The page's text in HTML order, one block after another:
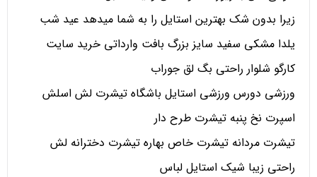
زیرا بدون شک بهترین استایل را به شما میدهد عید شب
یلدا مشکی سفید سایز بزرگ بافت وارداتی خرید سایت
کارگو شلوار راحتی بگ لق جوراب
ورزشی دورس ورزشی استایل باشگاه تیشرت لش اسلش
اسپرت نخ پنبه تیشرت طرح دار
تیشرت مردانه تیشرت خاص بهاره تیشرت دخترانه لش
راحتی زیبا شیک استایل لباس